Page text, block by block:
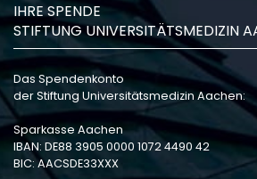
IHRE SPENDE
STIFTUNG UNIVERSITÄTSMEDIZIN
Das Spendenkonto
der Stiftung Universitätsmedizin Aachen:
Sparkasse Aachen
IBAN: DE88 3905 0000 1072 4490 42
BIC: AACSDE33XXX